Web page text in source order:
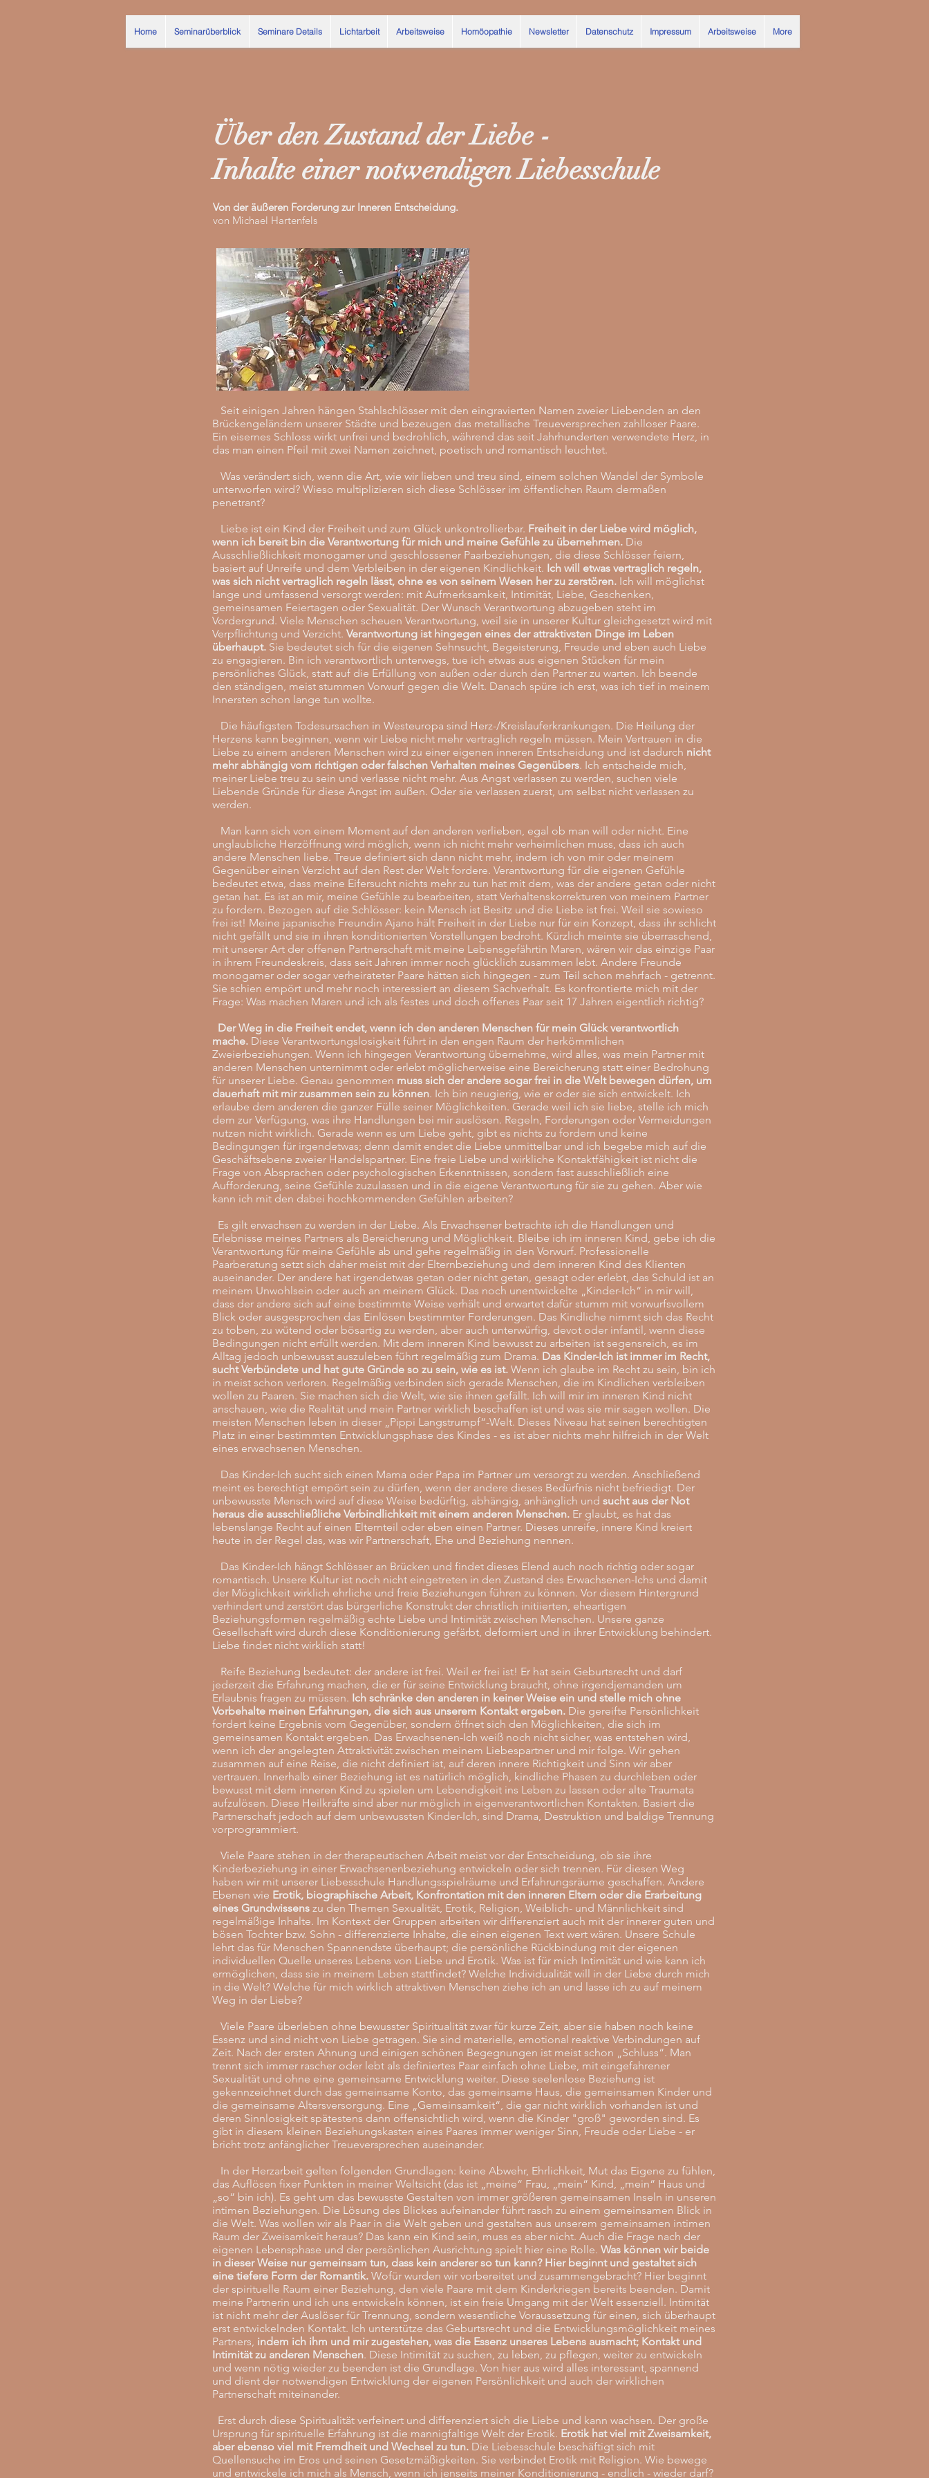
Home Seminarüberblick Seminare Details Lichtarbeit Arbeitsweise Homöopathie Newsletter Datenschutz Impressum Arbeitsweise More
Über den Zustand der Liebe -
Inhalte einer notwendigen Liebesschule
Von der äußeren Forderung zur Inneren Entscheidung.
von Michael Hartenfels
Seit einigen Jahren hängen Stahlschlösser mit den eingravierten Namen zweier Liebenden an den
Brückengeländern unserer Städte und bezeugen das metallische Treueversprechen zahlloser Paare.
Ein eisernes Schloss wirkt unfrei und bedrohlich, während das seit Jahrhunderten verwendete Herz, in
das man einen Pfeil mit zwei Namen zeichnet, poetisch und romantisch leuchtet.
Was verändert sich, wenn die Art, wie wir lieben und treu sind, einem solchen Wandel der Symbole
unterworfen wird? Wieso multiplizieren sich diese Schlösser im öffentlichen Raum dermaßen
penetrant?
Liebe ist ein Kind der Freiheit und zum Glück unkontrollierbar. Freiheit in der Liebe wird möglich,
wenn ich bereit bin die Verantwortung für mich und meine Gefühle zu übernehmen. Die
Ausschließlichkeit monogamer und geschlossener Paarbeziehungen, die diese Schlösser feiern,
basiert auf Unreife und dem Verbleiben in der eigenen Kindlichkeit. Ich will etwas vertraglich regeln,
was sich nicht vertraglich regeln lässt, ohne es von seinem Wesen her zu zerstören. Ich will möglichst
lange und umfassend versorgt werden: mit Aufmerksamkeit, Intimität, Liebe, Geschenken,
gemeinsamen Feiertagen oder Sexualität. Der Wunsch Verantwortung abzugeben steht im
Vordergrund. Viele Menschen scheuen Verantwortung, weil sie in unserer Kultur gleichgesetzt wird mit
Verpflichtung und Verzicht. Verantwortung ist hingegen eines der attraktivsten Dinge im Leben
überhaupt. Sie bedeutet sich für die eigenen Sehnsucht, Begeisterung, Freude und eben auch Liebe
zu engagieren. Bin ich verantwortlich unterwegs, tue ich etwas aus eigenen Stücken für mein
persönliches Glück, statt auf die Erfüllung von außen oder durch den Partner zu warten. Ich beende
den ständigen, meist stummen Vorwurf gegen die Welt. Danach spüre ich erst, was ich tief in meinem
Innersten schon lange tun wollte.
Die häufigsten Todesursachen in Westeuropa sind Herz-/Kreislauferkrankungen. Die Heilung der
Herzens kann beginnen, wenn wir Liebe nicht mehr vertraglich regeln müssen. Mein Vertrauen in die
Liebe zu einem anderen Menschen wird zu einer eigenen inneren Entscheidung und ist dadurch nicht
mehr abhängig vom richtigen oder falschen Verhalten meines Gegenübers. Ich entscheide mich,
meiner Liebe treu zu sein und verlasse nicht mehr. Aus Angst verlassen zu werden, suchen viele
Liebende Gründe für diese Angst im außen. Oder sie verlassen zuerst, um selbst nicht verlassen zu
werden.
Man kann sich von einem Moment auf den anderen verlieben, egal ob man will oder nicht. Eine
unglaubliche Herzöffnung wird möglich, wenn ich nicht mehr verheimlichen muss, dass ich auch
andere Menschen liebe. Treue definiert sich dann nicht mehr, indem ich von mir oder meinem
Gegenüber einen Verzicht auf den Rest der Welt fordere. Verantwortung für die eigenen Gefühle
bedeutet etwa, dass meine Eifersucht nichts mehr zu tun hat mit dem, was der andere getan oder nicht
getan hat. Es ist an mir, meine Gefühle zu bearbeiten, statt Verhaltenskorrekturen von meinem Partner
zu fordern. Bezogen auf die Schlösser: kein Mensch ist Besitz und die Liebe ist frei. Weil sie sowieso
frei ist! Meine japanische Freundin Ajano hält Freiheit in der Liebe nur für ein Konzept, dass ihr schlicht
nicht gefällt und sie in ihren konditionierten Vorstellungen bedroht. Kürzlich meinte sie überraschend,
mit unserer Art der offenen Partnerschaft mit meine Lebensgefährtin Maren, wären wir das einzige Paar
in ihrem Freundeskreis, dass seit Jahren immer noch glücklich zusammen lebt. Andere Freunde
monogamer oder sogar verheirateter Paare hätten sich hingegen - zum Teil schon mehrfach - getrennt.
Sie schien empört und mehr noch interessiert an diesem Sachverhalt. Es konfrontierte mich mit der
Frage: Was machen Maren und ich als festes und doch offenes Paar seit 17 Jahren eigentlich richtig?
Der Weg in die Freiheit endet, wenn ich den anderen Menschen für mein Glück verantwortlich
mache. Diese Verantwortungslosigkeit führt in den engen Raum der herkömmlichen
Zweierbeziehungen. Wenn ich hingegen Verantwortung übernehme, wird alles, was mein Partner mit
anderen Menschen unternimmt oder erlebt möglicherweise eine Bereicherung statt einer Bedrohung
für unserer Liebe. Genau genommen muss sich der andere sogar frei in die Welt bewegen dürfen, um
dauerhaft mit mir zusammen sein zu können. Ich bin neugierig, wie er oder sie sich entwickelt. Ich
erlaube dem anderen die ganzer Fülle seiner Möglichkeiten. Gerade weil ich sie liebe, stelle ich mich
dem zur Verfügung, was ihre Handlungen bei mir auslösen. Regeln, Forderungen oder Vermeidungen
nutzen nicht wirklich. Gerade wenn es um Liebe geht, gibt es nichts zu fordern und keine
Bedingungen für irgendetwas; denn damit endet die Liebe unmittelbar und ich begebe mich auf die
Geschäftsebene zweier Handelspartner. Eine freie Liebe und wirkliche Kontaktfähigkeit ist nicht die
Frage von Absprachen oder psychologischen Erkenntnissen, sondern fast ausschließlich eine
Aufforderung, seine Gefühle zuzulassen und in die eigene Verantwortung für sie zu gehen. Aber wie
kann ich mit den dabei hochkommenden Gefühlen arbeiten?
Es gilt erwachsen zu werden in der Liebe. Als Erwachsener betrachte ich die Handlungen und
Erlebnisse meines Partners als Bereicherung und Möglichkeit. Bleibe ich im inneren Kind, gebe ich die
Verantwortung für meine Gefühle ab und gehe regelmäßig in den Vorwurf. Professionelle
Paarberatung setzt sich daher meist mit der Elternbeziehung und dem inneren Kind des Klienten
auseinander. Der andere hat irgendetwas getan oder nicht getan, gesagt oder erlebt, das Schuld ist an
meinem Unwohlsein oder auch an meinem Glück. Das noch unentwickelte „Kinder-Ich“ in mir will,
dass der andere sich auf eine bestimmte Weise verhält und erwartet dafür stumm mit vorwurfsvollem
Blick oder ausgesprochen das Einlösen bestimmter Forderungen. Das Kindliche nimmt sich das Recht
zu toben, zu wütend oder bösartig zu werden, aber auch unterwürfig, devot oder infantil, wenn diese
Bedingungen nicht erfüllt werden. Mit dem inneren Kind bewusst zu arbeiten ist segensreich, es im
Alltag jedoch unbewusst auszuleben führt regelmäßig zum Drama. Das Kinder-Ich ist immer im Recht,
sucht Verbündete und hat gute Gründe so zu sein, wie es ist. Wenn ich glaube im Recht zu sein, bin ich
in meist schon verloren. Regelmäßig verbinden sich gerade Menschen, die im Kindlichen verbleiben
wollen zu Paaren. Sie machen sich die Welt, wie sie ihnen gefällt. Ich will mir im inneren Kind nicht
anschauen, wie die Realität und mein Partner wirklich beschaffen ist und was sie mir sagen wollen. Die
meisten Menschen leben in dieser „Pippi Langstrumpf“-Welt. Dieses Niveau hat seinen berechtigten
Platz in einer bestimmten Entwicklungsphase des Kindes - es ist aber nichts mehr hilfreich in der Welt
eines erwachsenen Menschen.
Das Kinder-Ich sucht sich einen Mama oder Papa im Partner um versorgt zu werden. Anschließend
meint es berechtigt empört sein zu dürfen, wenn der andere dieses Bedürfnis nicht befriedigt. Der
unbewusste Mensch wird auf diese Weise bedürftig, abhängig, anhänglich und sucht aus der Not
heraus die ausschließliche Verbindlichkeit mit einem anderen Menschen. Er glaubt, es hat das
lebenslange Recht auf einen Elternteil oder eben einen Partner. Dieses unreife, innere Kind kreiert
heute in der Regel das, was wir Partnerschaft, Ehe und Beziehung nennen.
Das Kinder-Ich hängt Schlösser an Brücken und findet dieses Elend auch noch richtig oder sogar
romantisch. Unsere Kultur ist noch nicht eingetreten in den Zustand des Erwachsenen-Ichs und damit
der Möglichkeit wirklich ehrliche und freie Beziehungen führen zu können. Vor diesem Hintergrund
verhindert und zerstört das bürgerliche Konstrukt der christlich initiierten, eheartigen
Beziehungsformen regelmäßig echte Liebe und Intimität zwischen Menschen. Unsere ganze
Gesellschaft wird durch diese Konditionierung gefärbt, deformiert und in ihrer Entwicklung behindert.
Liebe findet nicht wirklich statt!
Reife Beziehung bedeutet: der andere ist frei. Weil er frei ist! Er hat sein Geburtsrecht und darf
jederzeit die Erfahrung machen, die er für seine Entwicklung braucht, ohne irgendjemanden um
Erlaubnis fragen zu müssen. Ich schränke den anderen in keiner Weise ein und stelle mich ohne
Vorbehalte meinen Erfahrungen, die sich aus unserem Kontakt ergeben. Die gereifte Persönlichkeit
fordert keine Ergebnis vom Gegenüber, sondern öffnet sich den Möglichkeiten, die sich im
gemeinsamen Kontakt ergeben. Das Erwachsenen-Ich weiß noch nicht sicher, was entstehen wird,
wenn ich der angelegten Attraktivität zwischen meinem Liebespartner und mir folge. Wir gehen
zusammen auf eine Reise, die nicht definiert ist, auf deren innere Richtigkeit und Sinn wir aber
vertrauen. Innerhalb einer Beziehung ist es natürlich möglich, kindliche Phasen zu durchleben oder
bewusst mit dem inneren Kind zu spielen um Lebendigkeit ins Leben zu lassen oder alte Traumata
aufzulösen. Diese Heilkräfte sind aber nur möglich in eigenverantwortlichen Kontakten. Basiert die
Partnerschaft jedoch auf dem unbewussten Kinder-Ich, sind Drama, Destruktion und baldige Trennung
vorprogrammiert.
Viele Paare stehen in der therapeutischen Arbeit meist vor der Entscheidung, ob sie ihre
Kinderbeziehung in einer Erwachsenenbeziehung entwickeln oder sich trennen. Für diesen Weg
haben wir mit unserer Liebesschule Handlungsspielräume und Erfahrungsräume geschaffen. Andere
Ebenen wie Erotik, biographische Arbeit, Konfrontation mit den inneren Eltern oder die Erarbeitung
eines Grundwissens zu den Themen Sexualität, Erotik, Religion, Weiblich- und Männlichkeit sind
regelmäßige Inhalte. Im Kontext der Gruppen arbeiten wir differenziert auch mit der innerer guten und
bösen Tochter bzw. Sohn - differenzierte Inhalte, die einen eigenen Text wert wären. Unsere Schule
lehrt das für Menschen Spannendste überhaupt; die persönliche Rückbindung mit der eigenen
individuellen Quelle unseres Lebens von Liebe und Erotik. Was ist für mich Intimität und wie kann ich
ermöglichen, dass sie in meinem Leben stattfindet? Welche Individualität will in der Liebe durch mich
in die Welt? Welche für mich wirklich attraktiven Menschen ziehe ich an und lasse ich zu auf meinem
Weg in der Liebe?
Viele Paare überleben ohne bewusster Spiritualität zwar für kurze Zeit, aber sie haben noch keine
Essenz und sind nicht von Liebe getragen. Sie sind materielle, emotional reaktive Verbindungen auf
Zeit. Nach der ersten Ahnung und einigen schönen Begegnungen ist meist schon „Schluss“. Man
trennt sich immer rascher oder lebt als definiertes Paar einfach ohne Liebe, mit eingefahrener
Sexualität und ohne eine gemeinsame Entwicklung weiter. Diese seelenlose Beziehung ist
gekennzeichnet durch das gemeinsame Konto, das gemeinsame Haus, die gemeinsamen Kinder und
die gemeinsame Altersversorgung. Eine „Gemeinsamkeit“, die gar nicht wirklich vorhanden ist und
deren Sinnlosigkeit spätestens dann offensichtlich wird, wenn die Kinder "groß" geworden sind. Es
gibt in diesem kleinen Beziehungskasten eines Paares immer weniger Sinn, Freude oder Liebe - er
bricht trotz anfänglicher Treueversprechen auseinander.
In der Herzarbeit gelten folgenden Grundlagen: keine Abwehr, Ehrlichkeit, Mut das Eigene zu fühlen,
das Auflösen fixer Punkten in meiner Weltsicht (das ist „meine“ Frau, „mein“ Kind, „mein“ Haus und
„so“ bin ich). Es geht um das bewusste Gestalten von immer größeren gemeinsamen Inseln in unseren
intimen Beziehungen. Die Lösung des Blickes aufeinander führt rasch zu einem gemeinsamen Blick in
die Welt. Was wollen wir als Paar in die Welt geben und gestalten aus unserem gemeinsamen intimen
Raum der Zweisamkeit heraus? Das kann ein Kind sein, muss es aber nicht. Auch die Frage nach der
eigenen Lebensphase und der persönlichen Ausrichtung spielt hier eine Rolle. Was können wir beide
in dieser Weise nur gemeinsam tun, dass kein anderer so tun kann? Hier beginnt und gestaltet sich
eine tiefere Form der Romantik. Wofür wurden wir vorbereitet und zusammengebracht? Hier beginnt
der spirituelle Raum einer Beziehung, den viele Paare mit dem Kinderkriegen bereits beenden. Damit
meine Partnerin und ich uns entwickeln können, ist ein freie Umgang mit der Welt essenziell. Intimität
ist nicht mehr der Auslöser für Trennung, sondern wesentliche Voraussetzung für einen, sich überhaupt
erst entwickelnden Kontakt. Ich unterstütze das Geburtsrecht und die Entwicklungsmöglichkeit meines
Partners, indem ich ihm und mir zugestehen, was die Essenz unseres Lebens ausmacht; Kontakt und
Intimität zu anderen Menschen. Diese Intimität zu suchen, zu leben, zu pflegen, weiter zu entwickeln
und wenn nötig wieder zu beenden ist die Grundlage. Von hier aus wird alles interessant, spannend
und dient der notwendigen Entwicklung der eigenen Persönlichkeit und auch der wirklichen
Partnerschaft miteinander.
Erst durch diese Spiritualität verfeinert und differenziert sich die Liebe und kann wachsen. Der große
Ursprung für spirituelle Erfahrung ist die mannigfaltige Welt der Erotik. Erotik hat viel mit Zweisamkeit,
aber ebenso viel mit Fremdheit und Wechsel zu tun. Die Liebesschule beschäftigt sich mit
Quellensuche im Eros und seinen Gesetzmäßigkeiten. Sie verbindet Erotik mit Religion. Wie bewege
und entwickele ich mich als Mensch, wenn ich jenseits meiner Konditionierung - endlich - wieder darf?